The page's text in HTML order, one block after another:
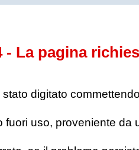
- La pagina
digitato
fuori uso, proveniente da